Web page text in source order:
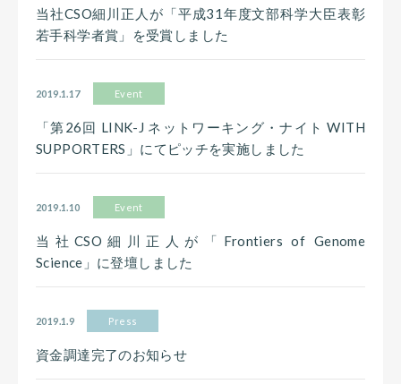
当社CSO細川正人が「平成31年度文部科学大臣表彰
若手科学者賞」を受賞しました
2019.1.17 Event
「第26回 LINK-J ネットワーキング・ナイト WITH
SUPPORTERS」にてピッチを実施しました
2019.1.10 Event
当社CSO細川正人が「Frontiers of Genome
Science」に登壇しました
2019.1.9 Press
資金調達完了のお知らせ